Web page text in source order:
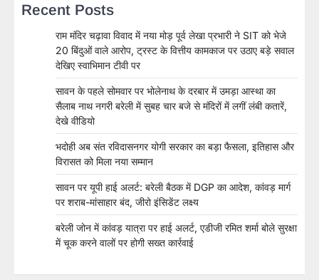
Recent Posts
राम मंदिर चढ़ावा विवाद में नया मोड़ पूर्व लेखा प्रभारी ने SIT को भेजे
20 बिंदुओं वाले आरोप, ट्रस्ट के वित्तीय कामकाज पर उठाए बड़े सवाल
देखिए स्वाभिमान टीवी पर
सावन के पहले सोमवार पर भोलेनाथ के दरबार में उमड़ा आस्था का
सैलाब नाथ नगरी बरेली में सुबह चार बजे से मंदिरों में लगीं लंबी कतारें,
देखे वीडियो
भदोही अब संत रविदासनगर योगी सरकार का बड़ा फैसला, इतिहास और
विरासत को मिला नया सम्मान
सावन पर यूपी हाई अलर्ट: बरेली बैठक में DGP का आदेश, कांवड़ मार्ग
पर शराब-मांसाहार बंद, जीरो इंसिडेंट लक्ष्य
बरेली जोन में कांवड़ यात्रा पर हाई अलर्ट, एडीजी रमित शर्मा बोले सुरक्षा
में चूक करने वालों पर होगी सख्त कार्रवाई